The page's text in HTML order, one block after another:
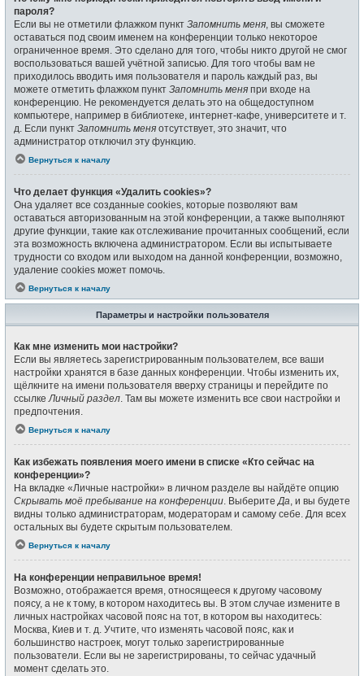
пароля?
Если вы не отметили флажком пункт Запомнить меня , вы сможете
оставаться под своим именем на конференции только некоторое
ограниченное время. Это сделано для того, чтобы никто другой не смог
воспользоваться вашей учётной записью. Для того чтобы вам не
приходилось вводить имя пользователя и пароль каждый раз, вы
можете отметить флажком пункт Запомнить меня при входе на
конференцию. Не рекомендуется делать это на общедоступном
компьютере, например в библиотеке, интернет-кафе, университете и т.
д. Если пункт Запомнить меня отсутствует, это значит, что
администратор отключил эту функцию.
Вернуться к началу
Что делает функция «Удалить cookies»?
Она удаляет все созданные cookies, которые позволяют вам
оставаться авторизованным на этой конференции, а также выполняют
другие функции, такие как отслеживание прочитанных сообщений, если
эта возможность включена администратором. Если вы испытываете
трудности со входом или выходом на данной конференции, возможно,
удаление cookies может помочь.
Вернуться к началу
Параметры и настройки пользователя
Как мне изменить мои настройки?
Если вы являетесь зарегистрированным пользователем, все ваши
настройки хранятся в базе данных конференции. Чтобы изменить их,
щёлкните на имени пользователя вверху страницы и перейдите по
ссылкеЛичный раздел. Там вы можете изменить все свои настройки и
предпочтения.
Вернуться к началу
Как избежать появления моего имени в списке «Кто сейчас на
конференции»?
На вкладке «Личные настройки» в личном разделе вы найдёте опцию
Скрывать моё пребывание на конференции. ВыберитеДа, и вы будете
видны только администраторам, модераторам и самому себе. Для всех
остальных вы будете скрытым пользователем.
Вернуться к началу
На конференции неправильное время!
Возможно, отображается время, относящееся к другому часовому
поясу, а не к тому, в котором находитесь вы. В этом случае измените в
личных настройках часовой пояс на тот, в котором вы находитесь:
Москва, Киев и т. д. Учтите, что изменять часовой пояс, как и
большинство настроек, могут только зарегистрированные
пользователи. Если вы не зарегистрированы, то сейчас удачный
момент сделать это.